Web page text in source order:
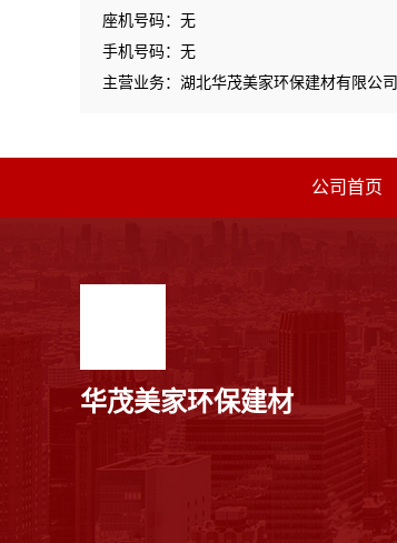
座机号码：无
手机号码：无
主营业务：湖北华茂美家环保建材有限公司
公司首页
华茂美家环保建材